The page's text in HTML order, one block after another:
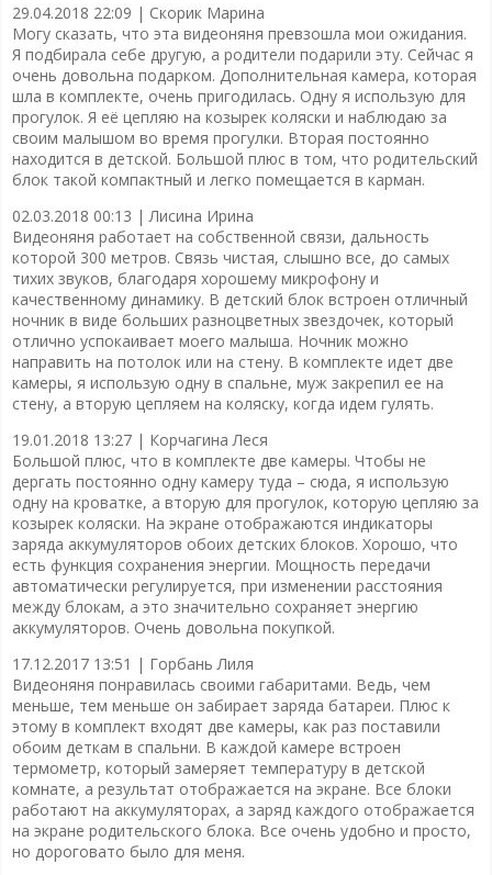
29.04.2018 22:09 | Скорик Марина
Могу сказать, что эта видеоняня превзошла мои ожидания.
Я подбирала себе другую, а родители подарили эту. Сейчас я
очень довольна подарком. Дополнительная камера, которая
шла в комплекте, очень пригодилась. Одну я использую для
прогулок. Я её цепляю на козырек коляски и наблюдаю за
своим малышом во время прогулки. Вторая постоянно
находится в детской. Большой плюс в том, что родительский
блок такой компактный и легко помещается в карман.
02.03.2018 00:13 | Лисина Ирина
Видеоняня работает на собственной связи, дальность
которой 300 метров. Связь чистая, слышно все, до самых
тихих звуков, благодаря хорошему микрофону и
качественному динамику. В детский блок встроен отличный
ночник в виде больших разноцветных звездочек, который
отлично успокаивает моего малыша. Ночник можно
направить на потолок или на стену. В комплекте идет две
камеры, я использую одну в спальне, муж закрепил ее на
стену, а вторую цепляем на коляску, когда идем гулять.
19.01.2018 13:27 | Корчагина Леся
Большой плюс, что в комплекте две камеры. Чтобы не
дергать постоянно одну камеру туда – сюда, я использую
одну на кроватке, а вторую для прогулок, которую цепляю за
козырек коляски. На экране отображаются индикаторы
заряда аккумуляторов обоих детских блоков. Хорошо, что
есть функция сохранения энергии. Мощность передачи
автоматически регулируется, при изменении расстояния
между блокам, а это значительно сохраняет энергию
аккумуляторов. Очень довольна покупкой.
17.12.2017 13:51 | Горбань Лиля
Видеоняня понравилась своими габаритами. Ведь, чем
меньше, тем меньше он забирает заряда батареи. Плюс к
этому в комплект входят две камеры, как раз поставили
обоим деткам в спальни. В каждой камере встроен
термометр, который замеряет температуру в детской
комнате, а результат отображается на экране. Все блоки
работают на аккумуляторах, а заряд каждого отображается
на экране родительского блока. Все очень удобно и просто,
но дороговато было для меня.